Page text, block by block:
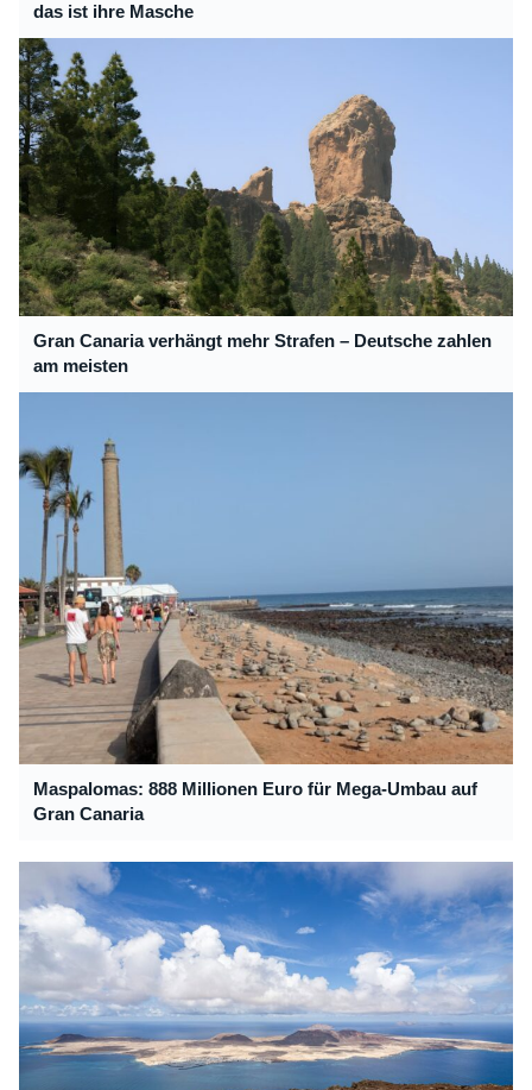
das ist ihre Masche
Gran Canaria verhängt mehr Strafen – Deutsche zahlen
am meisten
Maspalomas: 888 Millionen Euro für Mega-Umbau auf
Gran Canaria